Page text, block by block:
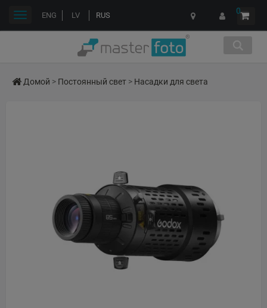
ENG LV RUS 0
Переключить
Домой > Постоянный свет > Насадки для света